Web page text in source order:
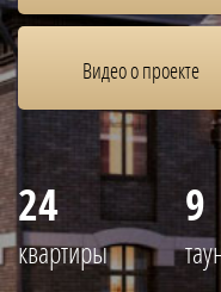
Видео о проекте
24
квартиры
9